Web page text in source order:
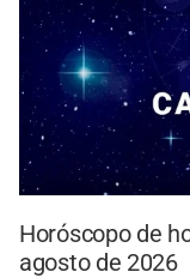
Horóscopo de
agosto de 2026